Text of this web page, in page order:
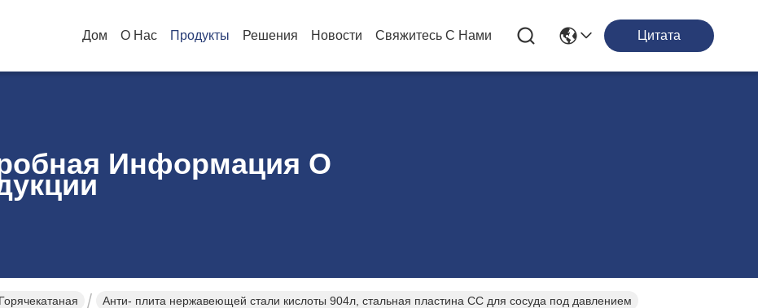
Дом О Нас Продукты Решения Новости Свяжитесь С Нами Цитата
Информация О
Анти- плита нержавеющей стали кислоты 904л, стальная пластина СС для сосуда под давлением